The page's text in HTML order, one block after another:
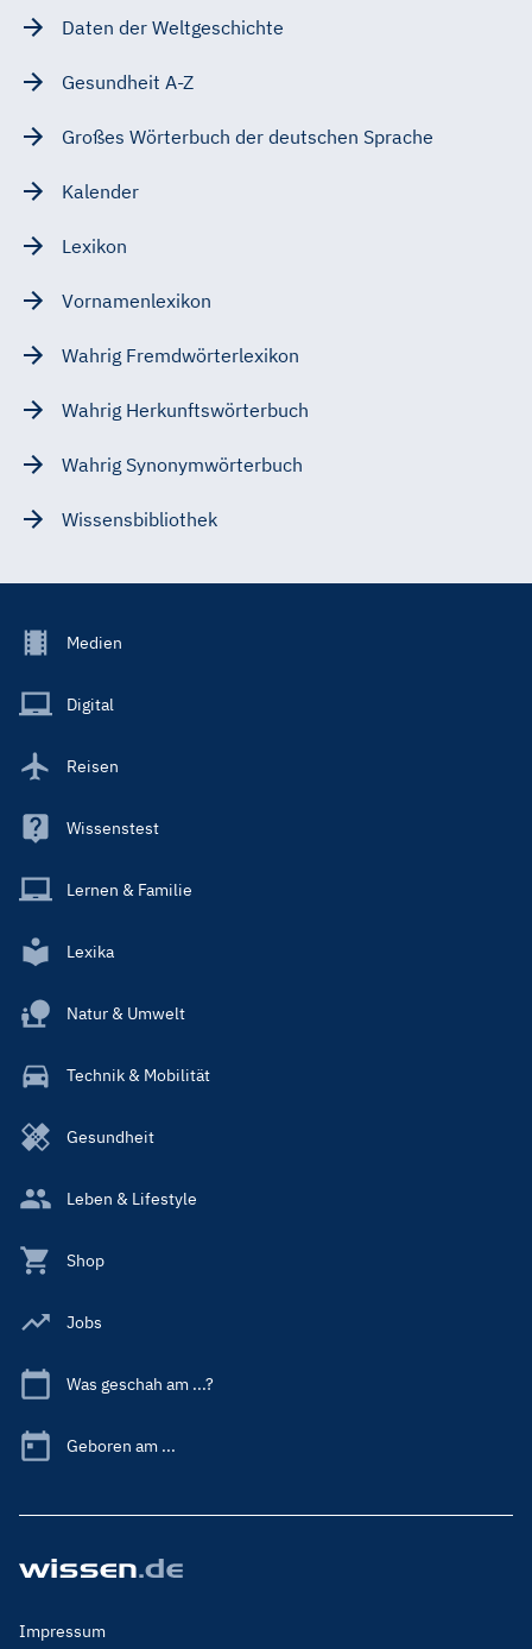
Daten der Weltgeschichte
Gesundheit A-Z
Großes Wörterbuch der deutschen Sprache
Kalender
Lexikon
Vornamenlexikon
Wahrig Fremdwörterlexikon
Wahrig Herkunftswörterbuch
Wahrig Synonymwörterbuch
Wissensbibliothek
Footer
Main
Medien
Digital
Reisen
Wissenstest
Lernen & Familie
Lexika
Natur & Umwelt
Technik & Mobilität
Gesundheit
Leben & Lifestyle
Shop
Jobs
Was geschah am ...?
Geboren am ...
Footer
Impressum